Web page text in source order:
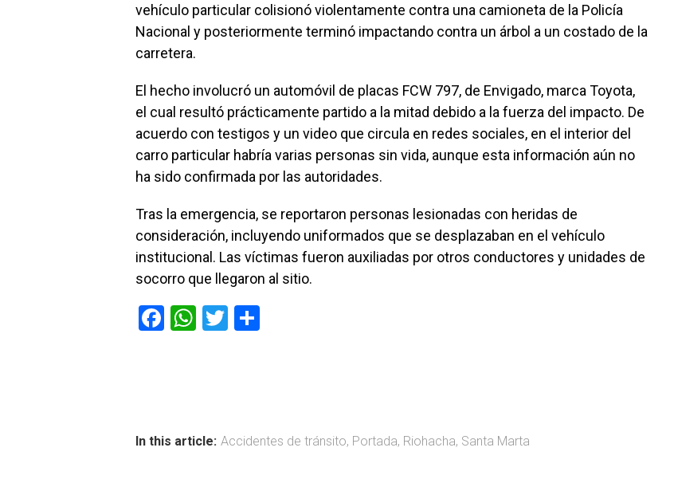
vehículo particular colisionó violentamente contra una camioneta de la Policía
Nacional y posteriormente terminó impactando contra un árbol a un costado de la
carretera.
El hecho involucró un automóvil de placas FCW 797, de Envigado, marca Toyota,
el cual resultó prácticamente partido a la mitad debido a la fuerza del impacto. De
acuerdo con testigos y un video que circula en redes sociales, en el interior del
carro particular habría varias personas sin vida, aunque esta información aún no
ha sido confirmada por las autoridades.
Tras la emergencia, se reportaron personas lesionadas con heridas de
consideración, incluyendo uniformados que se desplazaban en el vehículo
institucional. Las víctimas fueron auxiliadas por otros conductores y unidades de
socorro que llegaron al sitio.
F
ok
W
p
T
tir
In this article: Accidentes de tránsito, Portada, Riohacha, Santa Marta